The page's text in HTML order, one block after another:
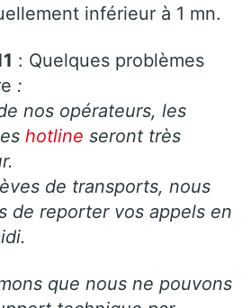
inférieur à 1 mn.
: Quelques problèmes
:
nos opérateurs, les
hotline seront très
de transports, nous
de reporter vos appels en
que nous ne pouvons